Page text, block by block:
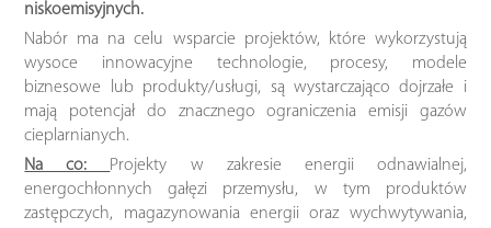
niskoemisyjnych.
Nabór ma na celu wsparcie projektów, które wykorzystują
wysoce innowacyjne technologie, procesy, modele
biznesowe lub produkty/usługi, są wystarczająco dojrzałe i
mają potencjał do znacznego ograniczenia emisji gazów
cieplarnianych.
Na co: Projekty w zakresie energii odnawialnej,
energochłonnych gałęzi przemysłu, w tym produktów
zastępczych, magazynowania energii oraz wychwytywania,